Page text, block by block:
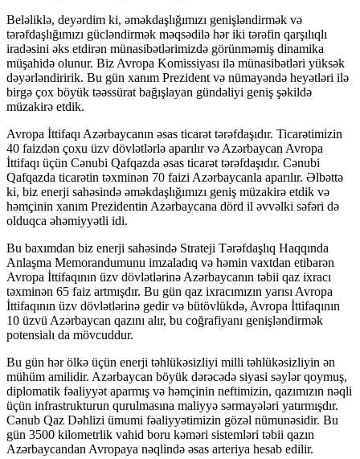
Beləliklə, deyərdim ki, əməkdaşlığımızı genişləndirmək və
tərəfdaşlığımızı gücləndirmək məqsədilə hər iki tərəfin qarşılıqlı
iradəsini əks etdirən münasibətlərimizdə görünməmiş dinamika
müşahidə olunur. Biz Avropa Komissiyası ilə münasibətləri yüksək
dəyərləndiririk. Bu gün xanım Prezident və nümayəndə heyətləri ilə
birgə çox böyük təəssürat bağışlayan gündəliyi geniş şəkildə
müzakirə etdik.
Avropa İttifaqı Azərbaycanın əsas ticarət tərəfdaşıdır. Ticarətimizin
40 faizdən çoxu üzv dövlətlərlə aparılır və Azərbaycan Avropa
İttifaqı üçün Cənubi Qafqazda əsas ticarət tərəfdaşıdır. Cənubi
Qafqazda ticarətin təxminən 70 faizi Azərbaycanla aparılır. Əlbəttə
ki, biz enerji sahəsində əməkdaşlığımızı geniş müzakirə etdik və
həmçinin xanım Prezidentin Azərbaycana dörd il əvvəlki səfəri də
olduqca əhəmiyyətli idi.
Bu baxımdan biz enerji sahəsində Strateji Tərəfdaşlıq Haqqında
Anlaşma Memorandumunu imzaladıq və həmin vaxtdan etibarən
Avropa İttifaqının üzv dövlətlərinə Azərbaycanın təbii qaz ixracı
təxminən 65 faiz artmışdır. Bu gün qaz ixracımızın yarısı Avropa
İttifaqının üzv dövlətlərinə gedir və bütövlükdə, Avropa İttifaqının
10 üzvü Azərbaycan qazını alır, bu coğrafiyanı genişləndirmək
potensialı da mövcuddur.
Bu gün hər ölkə üçün enerji təhlükəsizliyi milli təhlükəsizliyin ən
mühüm amilidir. Azərbaycan böyük dərəcədə siyasi səylər qoymuş,
diplomatik fəaliyyət aparmış və həmçinin neftimizin, qazımızın nəqli
üçün infrastrukturun qurulmasına maliyyə sərmayələri yatırmışdır.
Cənub Qaz Dəhlizi ümumi fəaliyyətimizin gözəl nümunəsidir. Bu
gün 3500 kilometrlik vahid boru kəməri sistemləri təbii qazın
Azərbaycandan Avropaya nəqlində əsas arteriya hesab edilir.